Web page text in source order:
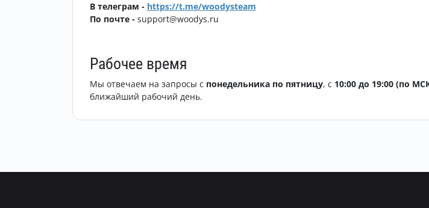
В телеграм - https://t.me/woodysteam
По почте - support@woodys.ru
Рабочее время
Мы отвечаем на запросы с понедельника по пятницу, с 10:00 до 19:00 (по
ближайший рабочий день.